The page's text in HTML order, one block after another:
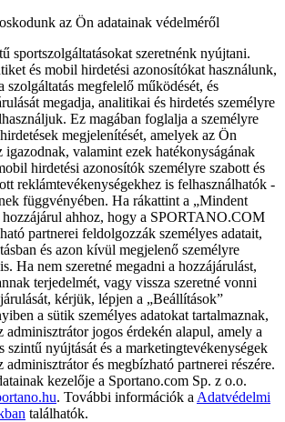
az Ön adatainak védelméről
sportszolgáltatásokat szeretnénk nyújtani.
és mobil hirdetési azonosítókat használunk,
szolgáltatás megfelelő működését, és
megadja, analitikai és hirdetés személyre
Ez magában foglalja a személyre
megjelenítését, amelyek az Ön
igazodnak, valamint ezek hatékonyságának
hirdetési azonosítók személyre szabott és
reklámtevékenységekhez is felhasználhatók -
függvényében. Ha rákattint a „Mindent
ahhoz, hogy a SPORTANO.COM
partnerei feldolgozzák személyes adatait,
és azon kívül megjelenő személyre
Ha nem szeretné megadni a hozzájárulást,
terjedelmét, vagy vissza szeretné vonni
kérjük, lépjen a „Beállítások”
a sütik személyes adatokat tartalmaznak,
adminisztrátor jogos érdekén alapul, amely a
szintű nyújtását és a marketingtevékenységek
adminisztrátor és megbízható partnerei részére.
kezelője a Sportano.com Sp. z o.o.
. További információk a Adatvédelmi
találhatók.